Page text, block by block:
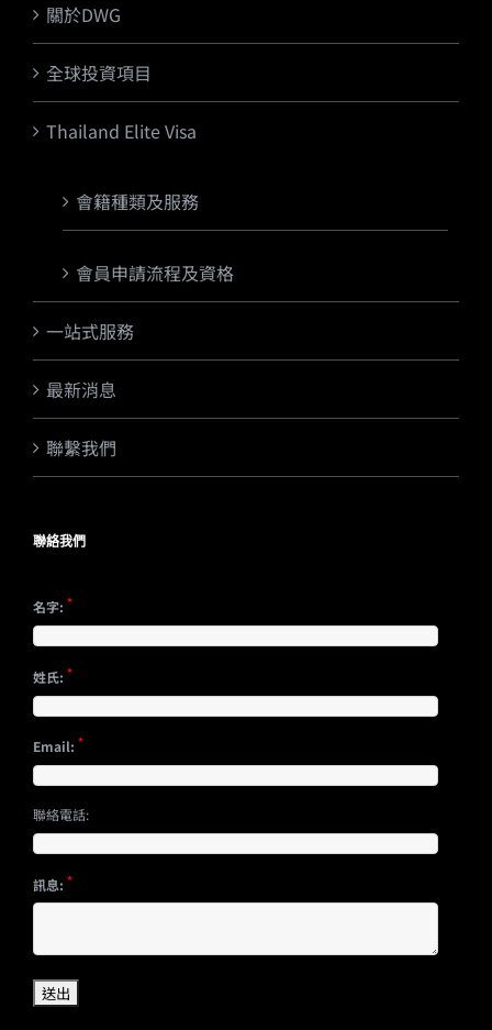
關於DWG
全球投資項目
Thailand Elite Visa
會籍種類及服務
會員申請流程及資格
一站式服務
最新消息
聯繫我們
聯絡我們
名字: *
姓氏: *
Email: *
聯絡電話:
訊息: *